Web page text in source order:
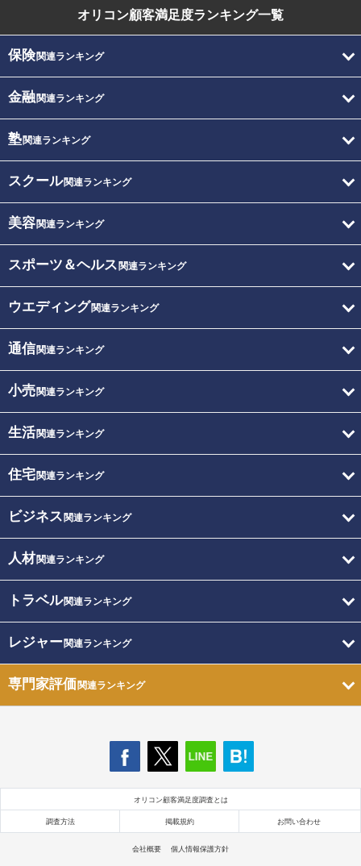
オリコン顧客満足度ランキング一覧
保険関連ランキング
金融関連ランキング
塾関連ランキング
スクール関連ランキング
美容関連ランキング
スポーツ＆ヘルス 関連ランキング
ウエディング関連ランキング
通信関連ランキング
小売関連ランキング
生活関連ランキング
住宅関連ランキング
ビジネス 関連ランキング
人材関連ランキング
トラベル関連ランキング
レジャー関連ランキング
専門家評価関連ランキング
オリコン顧客満足度調査とは
調査方法 掲載規約 お問い合わせ
会社概要 個人情報保護方針